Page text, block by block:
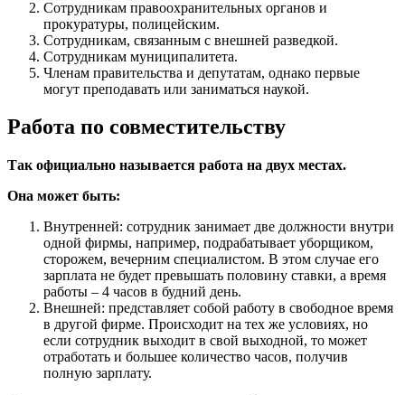
Сотрудникам правоохранительных органов и
прокуратуры, полицейским.
Сотрудникам, связанным с внешней разведкой.
Сотрудникам муниципалитета.
Членам правительства и депутатам, однако первые
могут преподавать или заниматься наукой.
Работа по совместительству
Так официально называется работа на двух местах.
Она может быть:
Внутренней: сотрудник занимает две должности внутри
одной фирмы, например, подрабатывает уборщиком,
сторожем, вечерним специалистом. В этом случае его
зарплата не будет превышать половину ставки, а время
работы – 4 часов в будний день.
Внешней: представляет собой работу в свободное время
в другой фирме. Происходит на тех же условиях, но
если сотрудник выходит в свой выходной, то может
отработать и большее количество часов, получив
полную зарплату.